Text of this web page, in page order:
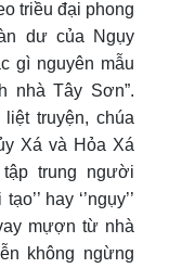
triều đại phong
dư của Ngụy
gì nguyên mẫu
nhà Tây Sơn”.
truyện, chúa
Xá và Hỏa Xá
tập trung người
hay ‘’ngụy’’
mựợn từ nhà
không ngừng